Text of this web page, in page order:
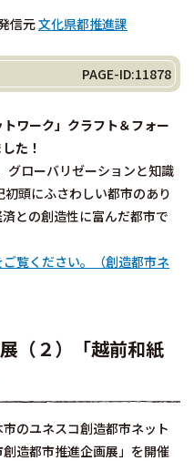
信元文化県都推進課
PAGE-ID:11878
ワーク」クラフト＆フォー
た！
ローバリゼーションと知識
頭にふさわしい都市のあり
との創造性に富んだ都市で
覧ください。（創造都市ネ
（２）「越前和紙
のユネスコ創造都市ネット
造都市推進企画展」を開催